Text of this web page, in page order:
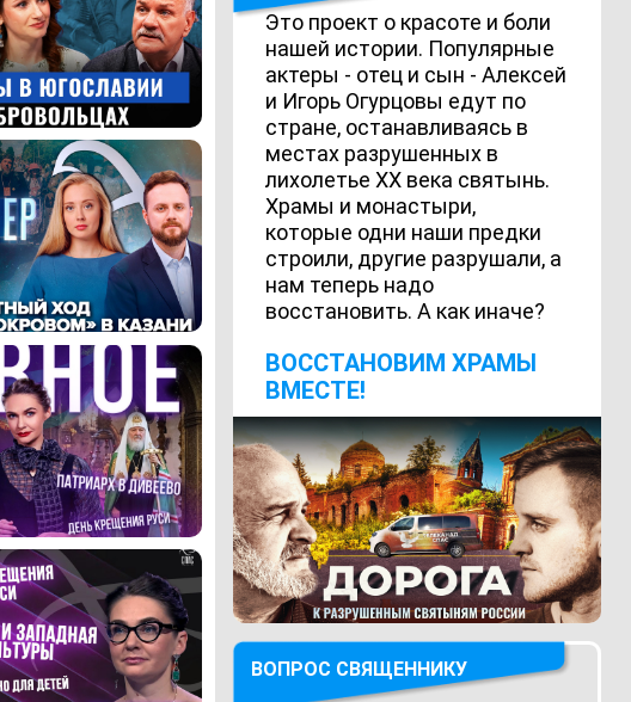
Это проект о красоте и боли
нашей истории. Популярные
актеры - отец и сын - Алексей
и Игорь Огурцовы едут по
стране, останавливаясь в
местах разрушенных в
лихолетье ХХ века святынь.
Храмы и монастыри,
которые одни наши предки
строили, другие разрушали, а
нам теперь надо
восстановить. А как иначе?
ВОCСТАНОВИМ ХРАМЫ
ВМЕСТЕ!
ВОПРОС СВЯЩЕННИКУ